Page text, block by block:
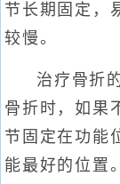
节长期固定，
较慢。
治疗骨折
骨折时，如果
节固定在功能
能最好的位置